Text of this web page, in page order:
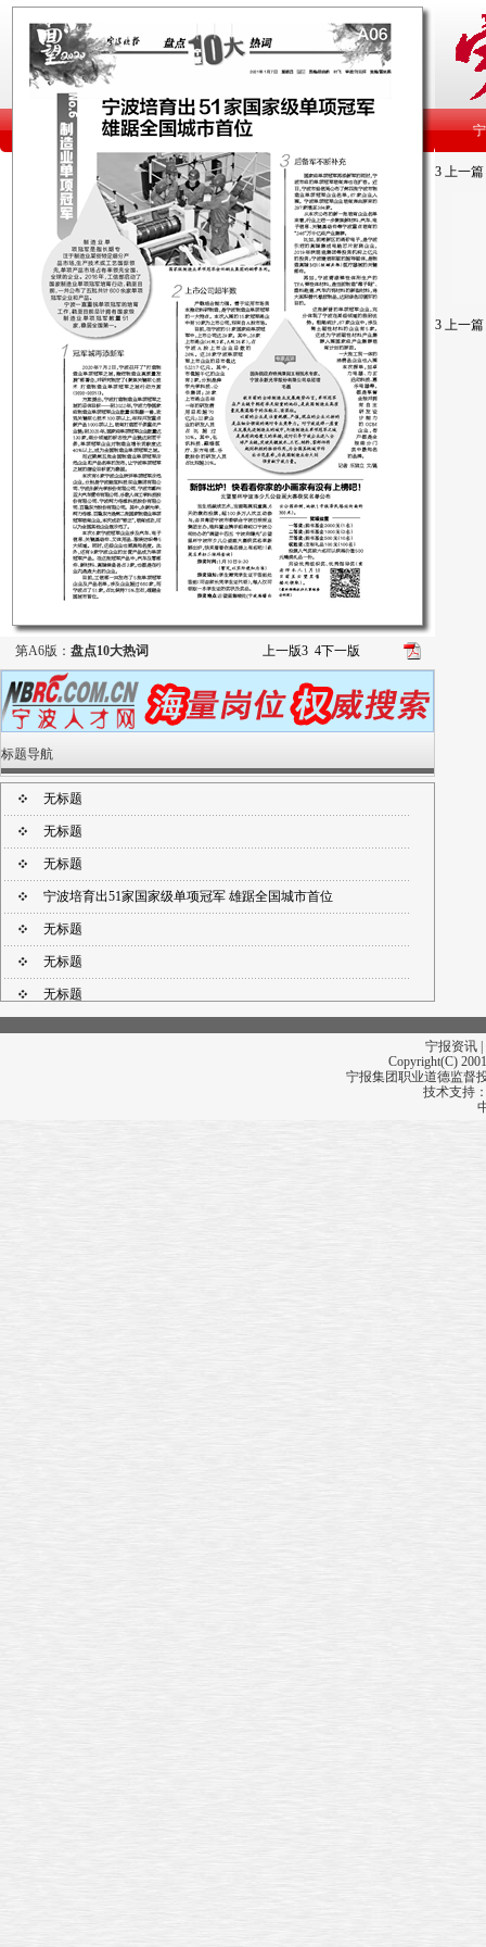
第A6版： 盘点10大热词 上一版3 4下一版
标题导航
无标题
无标题
无标题
宁波培育出51家国家级单项冠军 雄踞全国城市首位
无标题
无标题
无标题
3 上一篇
3 上一篇
宁报资讯
Copyright(C)
宁报集团职业道德监督
技术支持